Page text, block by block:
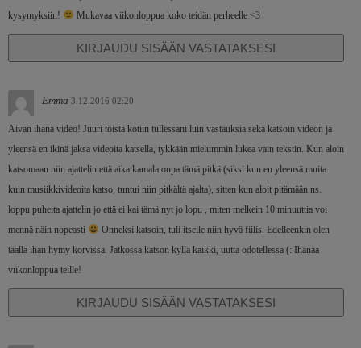
kysymyksiin!
Mukavaa viikonloppua koko teidän perheelle <3
KIRJAUDU SISÄÄN VASTATAKSESI
Emma 3.12.2016 02:20
Aivan ihana video! Juuri töistä kotiin tullessani luin vastauksia sekä katsoin videon ja
yleensä en ikinä jaksa videoita katsella, tykkään mielummin lukea vain tekstin. Kun aloin
katsomaan niin ajattelin että aika kamala onpa tämä pitkä (siksi kun en yleensä muita
kuin musiikkivideoita katso, tuntui niin pitkältä ajalta), sitten kun aloit pitämään ns.
loppu puheita ajattelin jo että ei kai tämä nyt jo lopu , miten melkein 10 minuuttia voi
mennä näin nopeasti
Onneksi katsoin, tuli itselle niin hyvä fiilis. Edelleenkin olen
täällä ihan hymy korvissa. Jatkossa katson kyllä kaikki, uutta odotellessa (: Ihanaa
viikonloppua teille!
KIRJAUDU SISÄÄN VASTATAKSESI